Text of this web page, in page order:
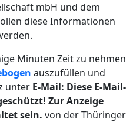
mbH und dem
diese Informationen
Minuten Zeit zu nehmen
auszufüllen und
unter E-Mail: Diese E-Mail-
Zur Anzeige
sein. von der Thüringer